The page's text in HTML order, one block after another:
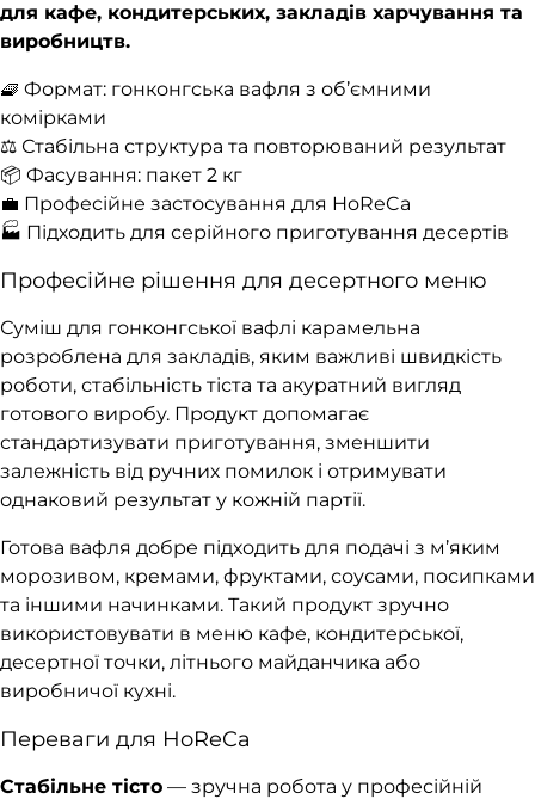
для кафе, кондитерських, закладів харчування та
виробництв.
🧇 Формат: гонконгська вафля з об’ємними
комірками
⚖️ Стабільна структура та повторюваний результат
📦 Фасування: пакет 2 кг
💼 Професійне застосування для HoReCa
🏭 Підходить для серійного приготування десертів
Професійне рішення для десертного меню
Суміш для гонконгської вафлі карамельна
розроблена для закладів, яким важливі швидкість
роботи, стабільність тіста та акуратний вигляд
готового виробу. Продукт допомагає
стандартизувати приготування, зменшити
залежність від ручних помилок і отримувати
однаковий результат у кожній партії.
Готова вафля добре підходить для подачі з м’яким
морозивом, кремами, фруктами, соусами, посипками
та іншими начинками. Такий продукт зручно
використовувати в меню кафе, кондитерської,
десертної точки, літнього майданчика або
виробничої кухні.
Переваги для HoReCa
Стабільне тісто — зручна робота у професійній